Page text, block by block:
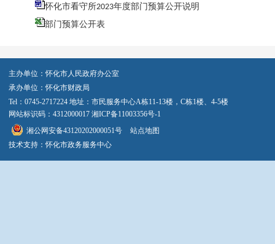
怀化市看守所2023年度部门预算公开说明
部门预算公开表
主办单位：怀化市人民政府办公室
承办单位：怀化市财政局
Tel：0745-2717224 地址：市民服务中心A栋11-13楼，C栋1楼、4-5楼
网站标识码：4312000017 湘ICP备11003356号-1
湘公网安备43120202000051号
站点地图
技术支持：怀化市政务服务中心